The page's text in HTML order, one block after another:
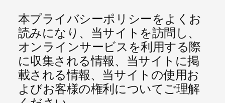
本プライバシーポリシーをよくお
読みになり、当サイトを訪問し、
オンラインサービスを利用する際
に収集される情報、当サイトに掲
載される情報、当サイトの使用お
よびお客様の権利についてご理解